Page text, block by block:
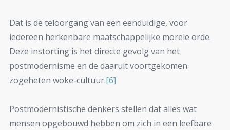
Dat is de teloorgang van een eenduidige, voor
iedereen herkenbare maatschappelijke morele orde.
Deze instorting is het directe gevolg van het
postmodernisme en de daaruit voortgekomen
zogeheten woke-cultuur.[6]
Postmodernistische denkers stellen dat alles wat
mensen opgebouwd hebben om zich in een leefbare